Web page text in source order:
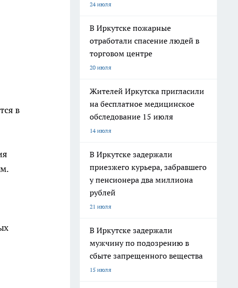
в
24 июля
В Иркутске пожарные
отработали спасение людей в
торговом центре
20 июля
Жителей Иркутска пригласили
на бесплатное медицинское
обследование 15 июля
14 июля
В Иркутске задержали
приезжего курьера, забравшего
у пенсионера два миллиона
рублей
21 июля
В Иркутске задержали
мужчину по подозрению в
сбыте запрещенного вещества
15 июля